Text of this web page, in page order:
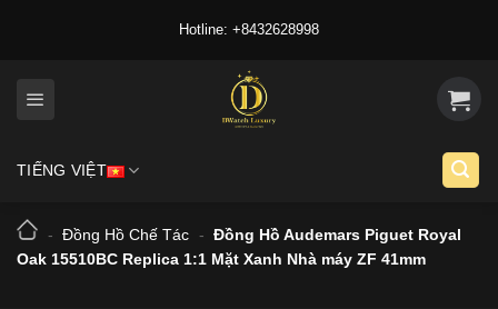
Hotline: +8432628998
TIẾNG VIỆT
- Đồng Hồ Chế Tác - Đồng Hồ Audemars Piguet Royal
Oak 15510BC Replica 1:1 Mặt Xanh Nhà máy ZF 41mm